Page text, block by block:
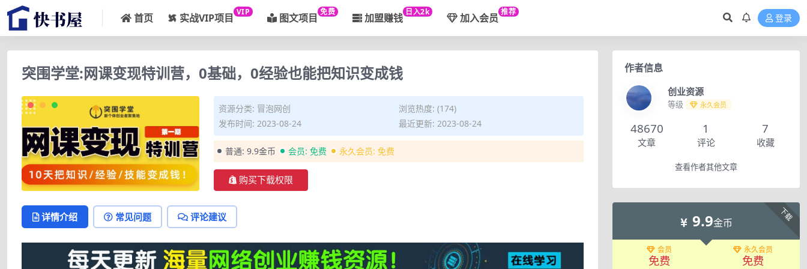
首页 实战VIP项目 VIP 图文项目 免费 加盟赚钱 日入2k 加入会员 推荐
登录
突围学堂:网课变现特训营，0基础，0经验也能把知识变成钱
资源分类: 冒泡网创
浏览热度: (174)
发布时间: 2023-08-24
最近更新: 2023-08-24
普通: 9.9金币 会员: 免费 永久会员: 免费
购买下载权限
详情介绍 常见问题 评论建议
作者信息
创业资源
等级 永久会员
48670
文章
1
评论
7
收藏
查看作者其他文章
下载
9.9金币
会员
免费
永久会员
免费